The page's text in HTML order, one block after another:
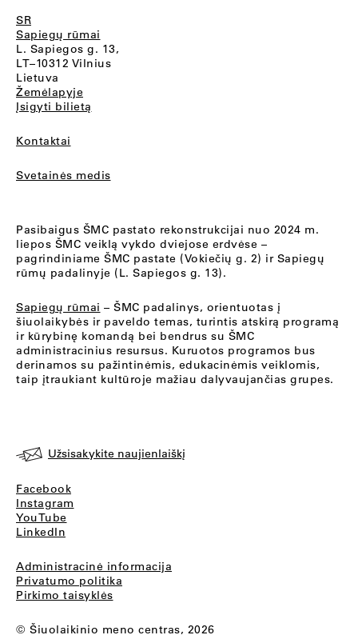
SR
Sapiegų rūmai
L. Sapiegos g. 13,
LT–10312 Vilnius
Lietuva
Žemėlapyje
Įsigyti bilietą
Kontaktai
Svetainės medis
Pasibaigus ŠMC pastato rekonstrukcijai nuo 2024 m.
liepos ŠMC veiklą vykdo dviejose erdvėse –
pagrindiniame ŠMC pastate (Vokiečių g. 2) ir Sapiegų
rūmų padalinyje (L. Sapiegos g. 13).
Sapiegų rūmai – ŠMC padalinys, orientuotas į
šiuolaikybės ir paveldo temas, turintis atskirą programą
ir kūrybinę komandą bei bendrus su ŠMC
administracinius resursus. Kuruotos programos bus
derinamos su pažintinėmis, edukacinėmis veiklomis,
taip įtraukiant kultūroje mažiau dalyvaujančias grupes.
Užsisakykite naujienlaiškį
Facebook
Instagram
YouTube
LinkedIn
Administracinė informacija
Privatumo politika
Pirkimo taisyklės
© Šiuolaikinio meno centras, 2026